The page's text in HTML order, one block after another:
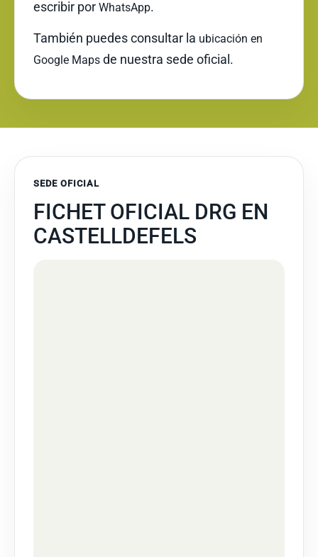
escribir por WhatsApp.
También puedes consultar la ubicación en
Google Maps de nuestra sede oficial.
SEDE OFICIAL
FICHET OFICIAL DRG EN
CASTELLDEFELS